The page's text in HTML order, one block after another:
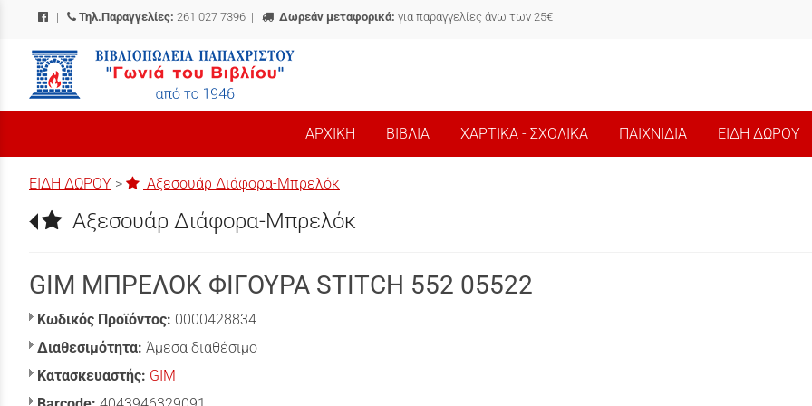
| Τηλ.Παραγγελίες: 261 027 7396 | Δωρεάν μεταφορικά: για παραγγελίες άνω των 25€
/
ΑΡΧΙΚΗ ΒΙΒΛΙΑ ΧΑΡΤΙΚΑ - ΣΧΟΛΙΚΑ ΠΑΙΧΝΙΔΙΑ ΕΙΔΗ ΔΩΡΟΥ
ΕΙΔΗ ΔΩΡΟΥ > Αξεσουάρ Διάφορα-Μπρελόκ
Αξεσουάρ Διάφορα-Μπρελόκ
GIM ΜΠΡΕΛΟΚ ΦΙΓΟΥΡΑ STITCH 552 05522
Κωδικός Προϊόντος: 0000428834
Διαθεσιμότητα: Άμεσα διαθέσιμο
Κατασκευαστής: GIM